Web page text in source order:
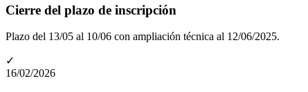
Cierre del plazo de inscripción
Plazo del 13/05 al 10/06 con ampliación técnica al 12/06/2025.
✓
16/02/2026